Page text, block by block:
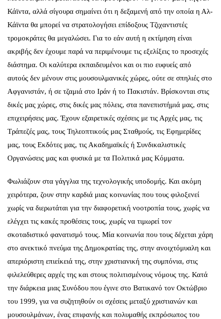
Κάϊντα, αλλά σίγουρα σημαίνει ότι η δεξαμενή από την οποία η Αλ-
Κάϊντα θα μπορεί να στρατολογήσει επίδοξους Τζιχαντιστές
τρομοκράτες θα μεγαλώσει. Για το εάν αυτή η εκτίμηση είναι
ακριβής δεν έχουμε παρά να περιμένουμε τις εξελίξεις το προσεχές
διάστημα. Οι καλύτερα εκπαιδευμένοι και οι πιο ευφυείς από
αυτούς δεν μένουν στις μουσουλμανικές χώρες, ούτε σε σπηλιές στο
Αφγανιστάν, ή σε τζαμιά στο Ιράν ή το Πακιστάν. Βρίσκονται στις
δικές μας χώρες, στις δικές μας πόλεις, στα πανεπιστήμιά μας, στις
επιχειρήσεις μας. Έχουν εξαιρετικές σχέσεις με τις Αρχές μας, τις
Τράπεζές μας, τους Τηλεοπτικούς μας Σταθμούς, τις Εφημερίδες
μας, τους Εκδότες μας, τις Ακαδημαϊκές ή Συνδικαλιστικές
Οργανώσεις μας και φυσικά με τα Πολιτικά μας Κόμματα.
Φωλιάζουν στα γάγγλια της τεχνολογικής υποδομής. Και ακόμη
χειρότερα, ζουν στην καρδιά μιας κοινωνίας που τους φιλοξενεί
χωρίς να διερωτάται για την διαφορετική νοοτροπία τους, χωρίς να
ελέγχει τις κακές προθέσεις τους, χωρίς να τιμωρεί τον
σκοταδιστικό φανατισμό τους. Μία κοινωνία που τους δέχεται χάρη
στο ανεκτικό πνεύμα της Δημοκρατίας της, στην ανοιχτόμυαλη και
απεριόριστη επιείκειά της, στην χριστιανική της συμπόνια, στις
φιλελεύθερες αρχές της και στους πολιτισμένους νόμους της. Κατά
την διάρκεια μιας Συνόδου που έγινε στο Βατικανό τον Οκτώβριο
του 1999, για να συζητηθούν οι σχέσεις μεταξύ χριστιανών και
μουσουλμάνων, ένας επιφανής και πολυμαθής εκπρόσωπος του